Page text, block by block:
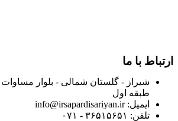
ارتباط با ما
شیراز - گلستان شمالی - بلوار
طبقه اول
ایمیل: info@irsapardisariyan.ir
تلفن: ۳۶۵۱۵۶۵۱ - ۰۷۱